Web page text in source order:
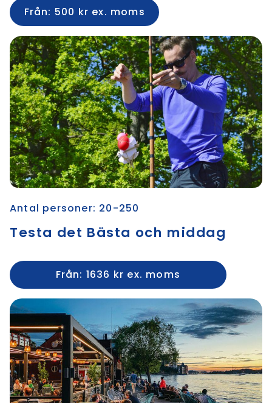
Från: 500 kr ex. moms
Antal personer: 20-250
Testa det Bästa och middag
Från: 1636 kr ex. moms